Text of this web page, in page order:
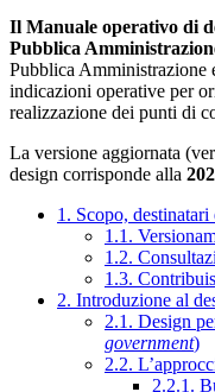
Il Manuale operativo di
Pubblica
Pubblica Amministrazione
indicazioni operative per
realizzazione dei punti di
La versione aggiornata
design corrisponde alla
1. Scopo,
1.1.
1.2.
1.3.
2. Introduzione al
2.1. Design
government)
2.2.
2.2.1.